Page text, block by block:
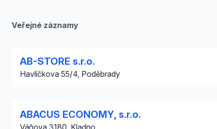
Veřejné záznamy
AB-STORE s.r.o.
Havlíčkova 55/4, Poděbrady
ABACUS ECONOMY, s.r.o.
Váňova 3180, Kladno